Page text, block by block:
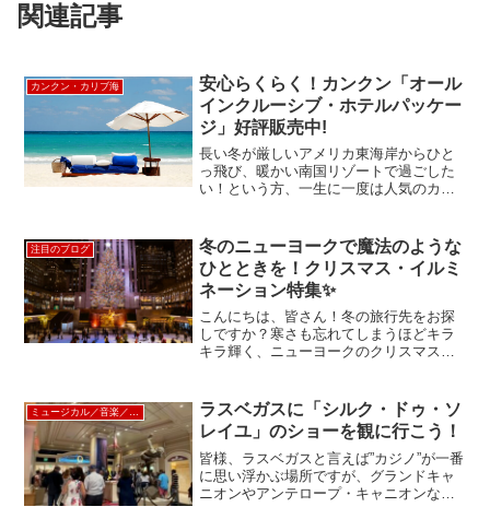
関連記事
カンクン・カリブ海
安心らくらく！カンクン「オール
インクルーシブ・ホテルパッケー
ジ」好評販売中!
長い冬が厳しいアメリカ東海岸からひと
っ飛び、暖かい南国リゾートで過ごした
い！という方、一生に一度は人気のカリ
ツアーでは安心らくらくの【オールイン
クルーシブ・ホテルパッケ...
注目のブログ
冬のニューヨークで魔法のような
ひとときを！クリスマス・イルミ
ネーション特集✨
こんにちは、皆さん！冬の旅行先をお探
しですか？寒さも忘れてしまうほどキラ
キラ輝く、ニューヨークのクリスマス・
ックな光景に包まれるニューヨークのホ
リデーシーズンは、一度は体...
ミュージカル／音楽／ショー
ラスベガスに「シルク・ドゥ・ソ
レイユ」のショーを観に行こう！
皆様、ラスベガスと言えば”カジノ”が一番
に思い浮かぶ場所ですが、グランドキャ
ニオンやアンテロープ・キャニオンなど